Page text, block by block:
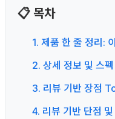
📋 목차
1. 제품 한 줄 정리:
2. 상세 정보 및 스
3. 리뷰 기반 장점
4. 리뷰 기반 단점